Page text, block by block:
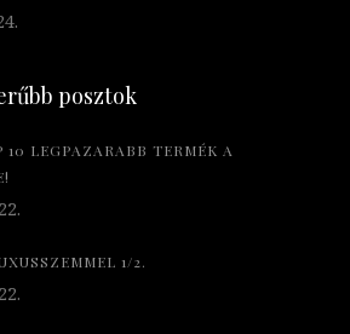
posztok
LEGPAZARABB TERMÉK A
1/2.